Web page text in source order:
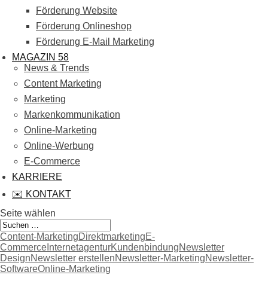
Förderung Website
Förderung Onlineshop
Förderung E-Mail Marketing
MAGAZIN 58
News & Trends
Content Marketing
Marketing
Markenkommunikation
Online-Marketing
Online-Werbung
E-Commerce
KARRIERE
✉️ KONTAKT
Seite wählen
Content-MarketingDirektmarketingE-
Commerce InternetagenturKundenbindungNewsletter
DesignNewsletter erstellenNewsletter-MarketingNewsletter-
SoftwareOnline-Marketing